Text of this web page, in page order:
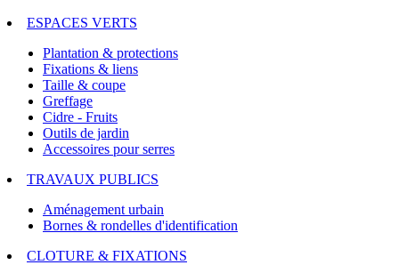
ESPACES VERTS
Plantation & protections
Fixations & liens
Taille & coupe
Greffage
Cidre - Fruits
Outils de jardin
Accessoires pour serres
TRAVAUX PUBLICS
Aménagement urbain
Bornes & rondelles d'identification
CLOTURE & FIXATIONS